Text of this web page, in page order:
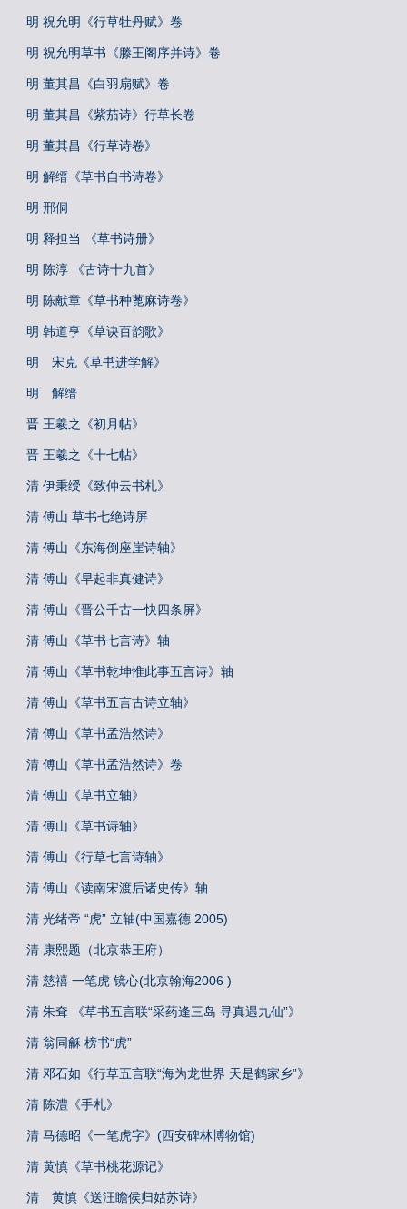
明 祝允明《行草牡丹赋》卷
明 祝允明草书《滕王阁序并诗》卷
明 董其昌《白羽扇赋》卷
明 董其昌《紫茄诗》行草长卷
明 董其昌《行草诗卷》
明 解缙《草书自书诗卷》
明 邢侗
明 释担当 《草书诗册》
明 陈淳 《古诗十九首》
明 陈献章《草书种蓖麻诗卷》
明 韩道亨《草诀百韵歌》
明 宋克《草书进学解》
明 解缙
晋 王羲之《初月帖》
晋 王羲之《十七帖》
清 伊秉绶《致仲云书札》
清 傅山 草书七绝诗屏
清 傅山《东海倒座崖诗轴》
清 傅山《早起非真健诗》
清 傅山《晋公千古一快四条屏》
清 傅山《草书七言诗》轴
清 傅山《草书乾坤惟此事五言诗》轴
清 傅山《草书五言古诗立轴》
清 傅山《草书孟浩然诗》
清 傅山《草书孟浩然诗》卷
清 傅山《草书立轴》
清 傅山《草书诗轴》
清 傅山《行草七言诗轴》
清 傅山《读南宋渡后诸史传》轴
清 光绪帝 “虎” 立轴(中国嘉德 2005)
清 康熙题（北京恭王府）
清 慈禧 一笔虎 镜心(北京翰海2006 )
清 朱耷 《草书五言联“采药逢三岛 寻真遇九仙”》
清 翁同龢 榜书“虎”
清 邓石如《行草五言联“海为龙世界 天是鹤家乡”》
清 陈澧《手札》
清 马德昭《一笔虎字》(西安碑林博物馆)
清 黄慎《草书桃花源记》
清 黄慎《送汪瞻侯归姑苏诗》